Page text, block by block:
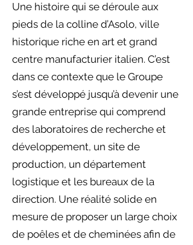
Une histoire qui se déroule aux
pieds de la colline d’Asolo, ville
historique riche en art et grand
centre manufacturier italien. C’est
dans ce contexte que le Groupe
s’est développé jusqu’à devenir une
grande entreprise qui comprend
des laboratoires de recherche et
développement, un site de
production, un département
logistique et les bureaux de la
direction. Une réalité solide en
mesure de proposer un large choix
de poêles et de cheminées afin de